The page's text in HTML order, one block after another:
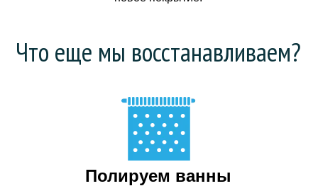
Что еще мы восстанавливаем?
Полируем ванны